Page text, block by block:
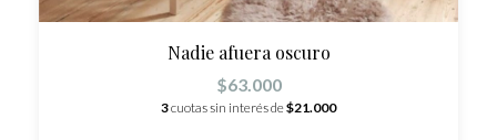
Nadie afuera oscuro
$63.000
3cuotas sin interés de$21.000